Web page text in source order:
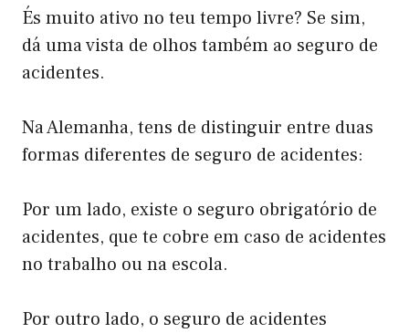
És muito ativo no teu tempo livre? Se sim,
dá uma vista de olhos também ao seguro de
acidentes.
Na Alemanha, tens de distinguir entre duas
formas diferentes de seguro de acidentes:
Por um lado, existe o seguro obrigatório de
acidentes, que te cobre em caso de acidentes
no trabalho ou na escola.
Por outro lado, o seguro de acidentes